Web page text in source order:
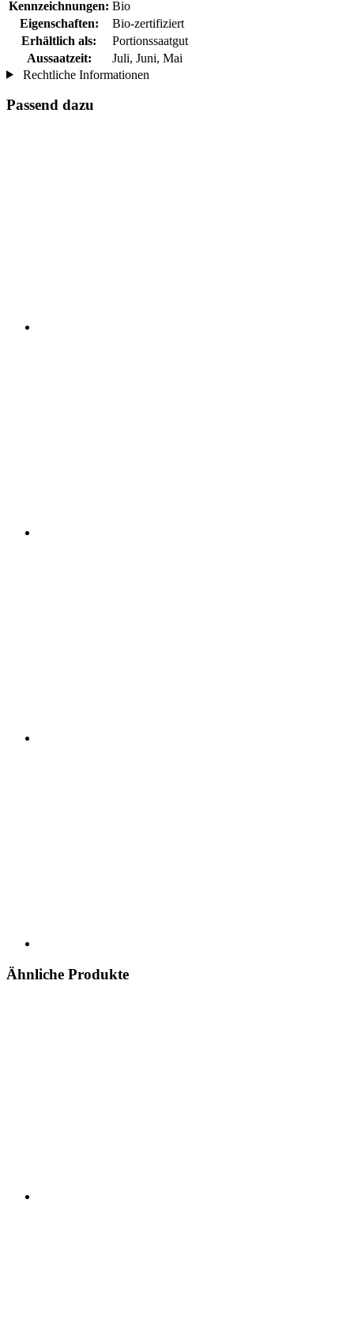
Kennzeichnungen: Bio
Eigenschaften:
Bio-zertifiziert
Erhältlich als:
Portionssaatgut
Aussaatzeit:
Juli, Juni, Mai
Rechtliche Informationen
Passend dazu
Ähnliche Produkte